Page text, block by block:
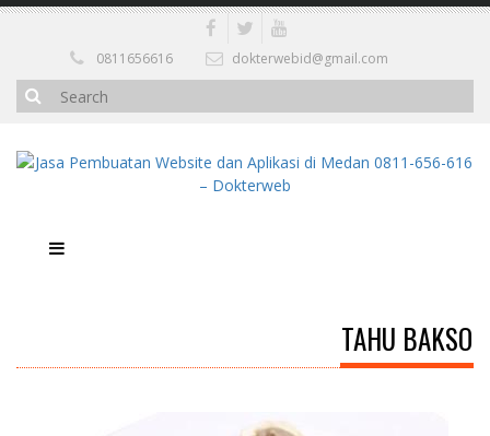
0811656616 dokterwebid@gmail.com
TAHU BAKSO